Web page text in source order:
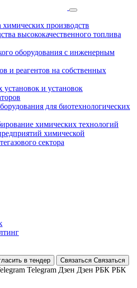
производств
высококачественного топлива
оборудования с инженерным
и реагентов на собственных
и установок
для биотехнологических
химических технологий
химической
сектора
в тендер Связаться Связаться
Telegram Дзен Дзен РБК РБК